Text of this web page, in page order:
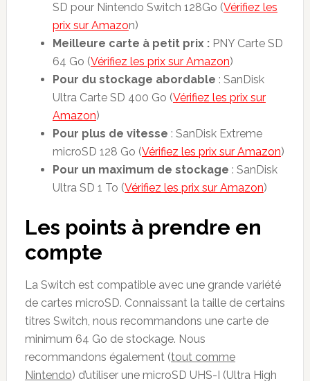
SD pour Nintendo Switch 128Go (Vérifiez les
prix sur Amazon)
Meilleure carte à petit prix : PNY Carte SD
64 Go (Vérifiez les prix sur Amazon)
Pour du stockage abordable : SanDisk
Ultra Carte SD 400 Go (Vérifiez les prix sur
Amazon)
Pour plus de vitesse : SanDisk Extreme
microSD 128 Go (Vérifiez les prix sur Amazon)
Pour un maximum de stockage : SanDisk
Ultra SD 1 To (Vérifiez les prix sur Amazon)
Les points à prendre en
compte
La Switch est compatible avec une grande variété
de cartes microSD. Connaissant la taille de certains
titres Switch, nous recommandons une carte de
minimum 64 Go de stockage. Nous
recommandons également (tout comme
Nintendo) d’utiliser une microSD UHS-I (Ultra High